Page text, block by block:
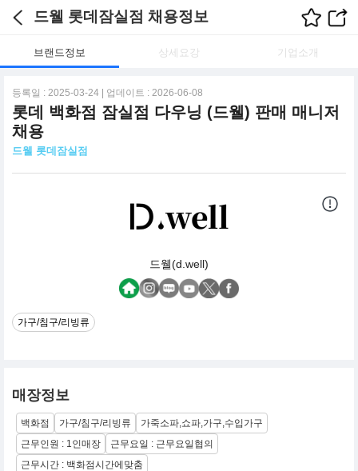
드웰 롯데잠실점 채용정보
브랜드정보 상세요강 기업소개
등록일 : 2025-03-24 | 업데이트 : 2026-06-08
롯데 백화점 잠실점 다우닝 (드웰) 판매 매니저
채용
드웰 롯데잠실점
드웰(d.well)
가구/침구/리빙류
매장정보
백화점 가구/침구/리빙류
가죽소파,쇼파,가구,수입가구
근무인원 : 1인매장
근무요일 : 근무요일협의
근무시간 : 백화점시간에맞춤